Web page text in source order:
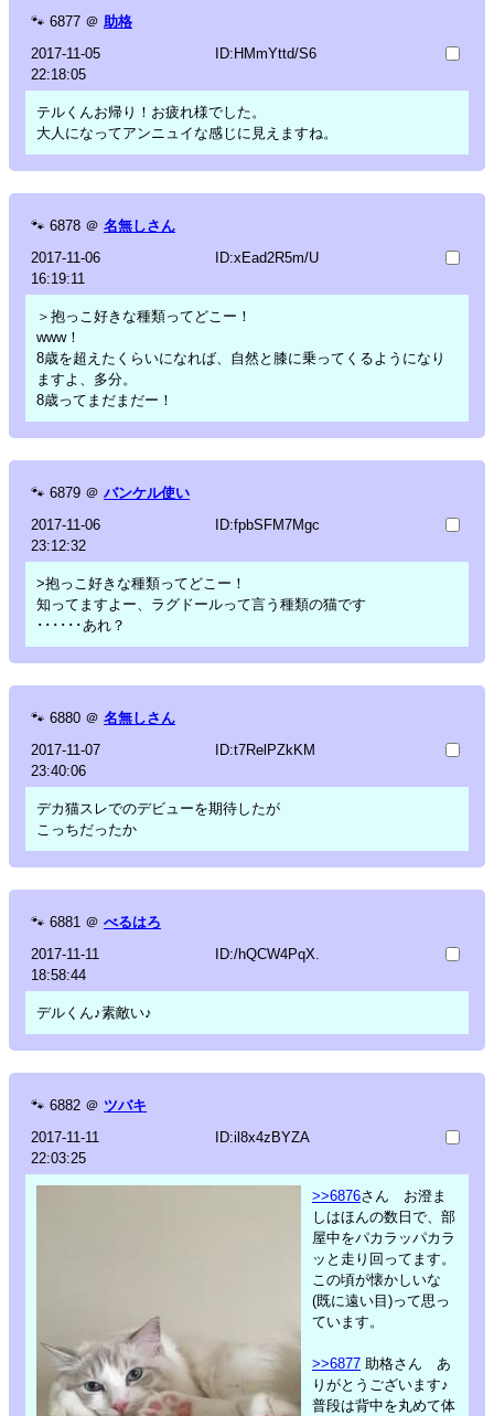
🐾 6877 ＠ 助格
2017-11-05
22:18:05
ID:HMmYttd/S6
テルくんお帰り！お疲れ様でした。
大人になってアンニュイな感じに見えますね。
🐾 6878 ＠ 名無しさん
2017-11-06
16:19:11
ID:xEad2R5m/U
＞抱っこ好きな種類ってどこー！
www！
8歳を超えたくらいになれば、自然と膝に乗ってくるようになり
ますよ、多分。
8歳ってまだまだー！
🐾 6879 ＠ バンケル使い
2017-11-06
23:12:32
ID:fpbSFM7Mgc
>抱っこ好きな種類ってどこー！
知ってますよー、ラグドールって言う種類の猫です
･･････あれ？
🐾 6880 ＠ 名無しさん
2017-11-07
23:40:06
ID:t7RelPZkKM
デカ猫スレでのデビューを期待したが
こっちだったか
🐾 6881 ＠ べるはろ
2017-11-11
18:58:44
ID:/hQCW4PqX.
デルくん♪素敵い♪
🐾 6882 ＠ ツバキ
2017-11-11
22:03:25
ID:il8x4zBYZA
>>6876さん お澄ま
しはほんの数日で、部
屋中をパカラッパカラ
ッと走り回ってます。
この頃が懐かしいな
(既に遠い目)って思っ
ています。
>>6877 助格さん あ
りがとうございます♪
普段は背中を丸めて体